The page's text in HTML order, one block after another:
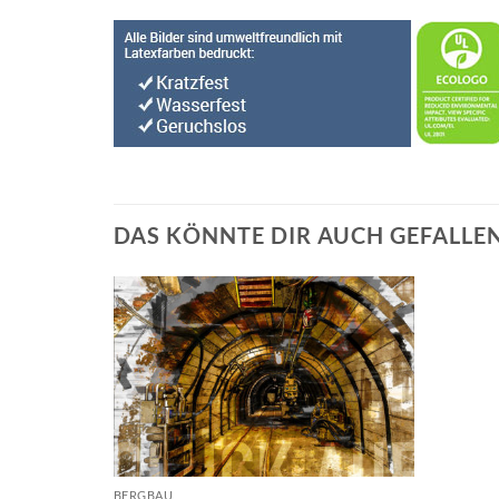
DAS KÖNNTE DIR AUCH
BERGBAU